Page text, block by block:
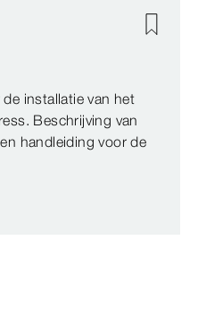
installatie van het
Beschrijving van
handleiding voor de